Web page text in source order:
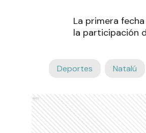
La primera
la participación
Deportes Natalú
Ads